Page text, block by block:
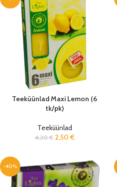
Teeküünlad Maxi Lemon (6
tk/pk)
Teeküünlad
4,20€ 2,50 €
-40%